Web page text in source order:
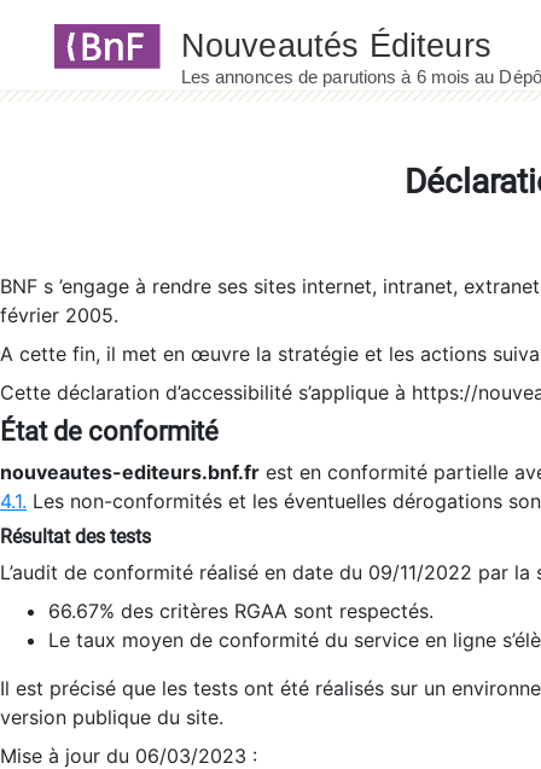
BNF s ’engage à rendre ses sites internet, intranet,
février 2005.
A cette fin, il met en œuvre la stratégie et les actions
Cette déclaration d’accessibilité s’applique à https://
État de conformité
nouveautes-editeurs.bnf.fr est en conformité partielle
4.1. Les non-conformités et les éventuelles dérogations
Résultat des tests
L’audit de conformité réalisé en date du 09/11/2022 par
66.67% des critères RGAA sont respectés.
Le taux moyen de conformité du service en ligne
Il est précisé que les tests ont été réalisés sur un
version publique du site.
Mise à jour du 06/03/2023 :